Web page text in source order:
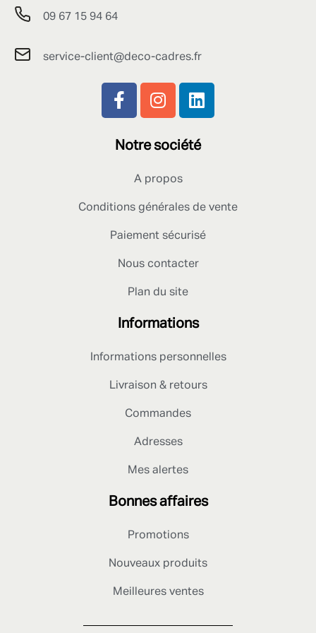
09 67 15 94 64
service-client@deco-cadres.fr
Notre société
A propos
Conditions générales de vente
Paiement sécurisé
Nous contacter
Plan du site
Informations
Informations personnelles
Livraison & retours
Commandes
Adresses
Mes alertes
Bonnes affaires
Promotions
Nouveaux produits
Meilleures ventes